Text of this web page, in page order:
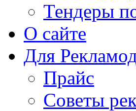
Тендеры
О сайте
Для
Прайс
Советы